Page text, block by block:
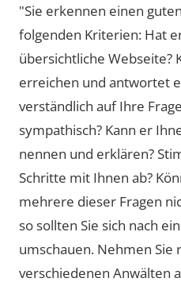
"Sie erkennen einen guten
folgenden Kriterien: Hat
übersichtliche Webseite?
erreichen und antwortet
verständlich auf Ihre
sympathisch? Kann er
nennen und erklären?
Schritte mit Ihnen ab?
mehrere dieser Fragen
so sollten Sie sich nach
umschauen. Nehmen Sie
verschiedenen Anwälten